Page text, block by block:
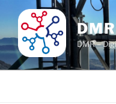
contenuto
DMR –